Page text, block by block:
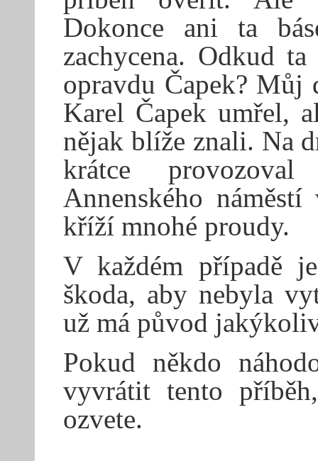
Dokonce ani ta
zachycena. Odkud
opravdu Čapek? Můj
Karel Čapek umřel,
nějak blíže znali. Na
krátce
Annenského
kříží mnohé proudy.
V každém případě
škoda, aby nebyla
už má původ
Pokud někdo
vyvrátit tento
ozvete.